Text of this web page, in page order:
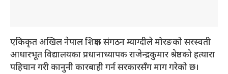
एकिकृत अखिल नेपाल शिक्षक संगठन म्याग्दीले मोरङको सरस्वती
आधारभूत विद्यालयका प्रधानाध्यापक राजेन्द्रकुमार श्रेष्ठको हत्यारा
पहिचान गरी कानुनी कारबाही गर्न सरकारसँग माग गरेको छ।